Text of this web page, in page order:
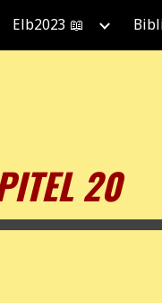
Skip to
Elb2023 📖
20